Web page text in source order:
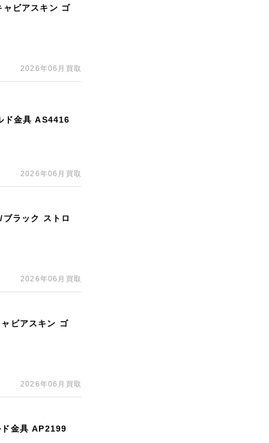
ャビアスキン ゴ
2026年06月買取
ド金具 AS4416
2026年06月買取
ラック ストロ
2026年06月買取
ビアスキン ゴ
2026年06月買取
金具 AP2199